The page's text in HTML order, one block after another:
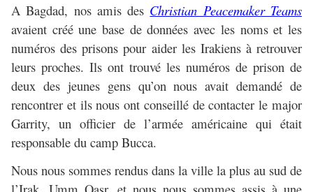
A Bagdad, nos amis des Christian Peacemaker Teams
avaient créé une base de données avec les noms et les
numéros des prisons pour aider les Irakiens à retrouver
leurs proches. Ils ont trouvé les numéros de prison de
deux des jeunes gens qu’on nous avait demandé de
rencontrer et ils nous ont conseillé de contacter le major
Garrity, un officier de l’armée américaine qui était
responsable du camp Bucca.
Nous nous sommes rendus dans la ville la plus au sud de